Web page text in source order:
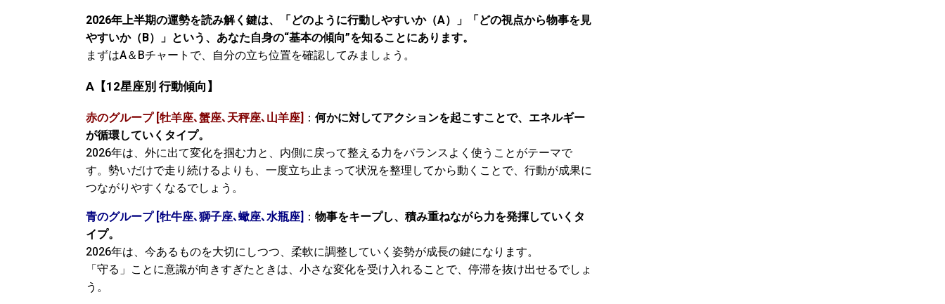
2026年上半期の運勢を読み解く鍵は、「どのように行動しやすいか（A）」「どの視点から物事を見
やすいか（B）」という、あなた自身の“基本の傾向”を知ることにあります。
まずはA＆Bチャートで、自分の立ち位置を確認してみましょう。
A 【12星座別 行動傾向】
赤のグループ [牡羊座､蟹座､天秤座､山羊座] ： 何かに対してアクションを起こすことで、エネルギー
が循環していくタイプ。
2026年は、外に出て変化を掴む力と、内側に戻って整える力をバランスよく使うことがテーマで
す。勢いだけで走り続けるよりも、一度立ち止まって状況を整理してから動くことで、行動が成果に
つながりやすくなるでしょう。
青のグループ [牡牛座､獅子座､蠍座､水瓶座] ： 物事をキープし、積み重ねながら力を発揮していくタ
イプ。
2026年は、今あるものを大切にしつつ、柔軟に調整していく姿勢が成長の鍵になります。
「守る」ことに意識が向きすぎたときは、小さな変化を受け入れることで、停滞を抜け出せるでしょ
う。